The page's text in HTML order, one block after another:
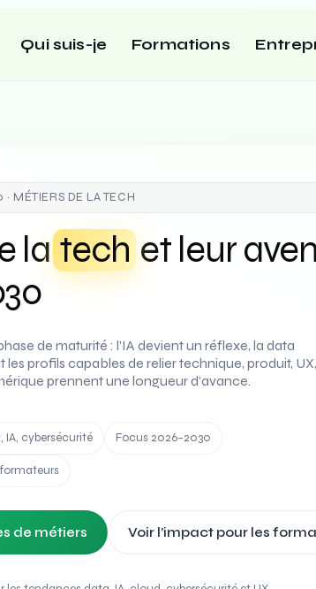
Qui suis-je Formations
MÉTIERS DE LA TECH
latechet leur
de maturité : l’IA devient un réflexe, la data
les profils capables de relier technique, produit, UX,
prennent une longueur d’avance.
IA, cybersécurité Focus 2026–2030
de métiers Voir l’impact pour les